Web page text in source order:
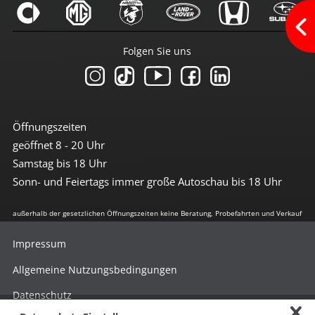
Zentralverriegelung
Zentralverriegelung m. FB
Android-Auto
Apple CarPlay
Navi mit Touchscreen
Navigation
Navigation groß
Radio
Radio DAB
Radio mit Farbdisplay
Soundsystem
Touchscreen
Wlan/Wifi Hotspot
Sicherheit
Öffnungszeiten
geöffnet 8 - 20 Uhr
Samstag bis 18 Uhr
Sonn- und Feiertags immer große Autoschau bis 18 Uhr
Folgen Sie uns
außerhalb der gesetzlichen Öffnungszeiten keine Beratung, Probefahrten und Verkauf
Impressum
Allgemeine Nutzungsbedingungen
Datenschutz